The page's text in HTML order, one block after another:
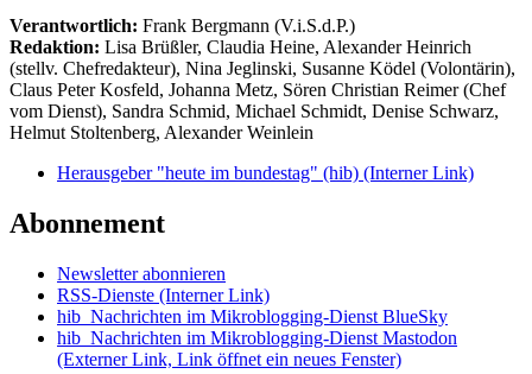
Verantwortlich: Frank Bergmann (V.i.S.d.P.)
Redaktion: Lisa Brüßler, Claudia Heine, Alexander Heinrich
(stellv. Chefredakteur), Nina Jeglinski, Susanne Ködel (Volontärin),
Claus Peter Kosfeld, Johanna Metz, Sören Christian Reimer (Chef
vom Dienst), Sandra Schmid, Michael Schmidt, Denise Schwarz,
Helmut Stoltenberg, Alexander Weinlein
Herausgeber "heute im bundestag" (hib) (Interner Link)
Abonnement
Newsletter abonnieren
RSS-Dienste (Interner Link)
hib_Nachrichten im Mikroblogging-Dienst BlueSky
hib_Nachrichten im Mikroblogging-Dienst Mastodon
(Externer Link, Link öffnet ein neues Fenster)